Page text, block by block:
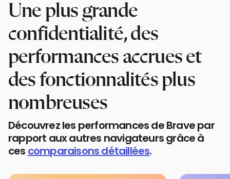
Une plus grande
confidentialité, des
performances accrues et
des fonctionnalités plus
nombreuses
Découvrez les performances de Brave par
rapport aux autres navigateurs grâce à
ces comparaisons détaillées.